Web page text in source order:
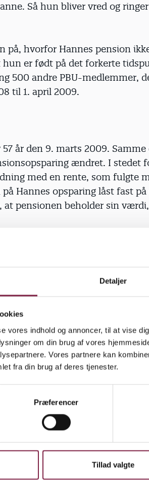
Detaljer
vores indhold og annoncer, til at vise
om din brug af vores
Vores partnere kan
fra din brug af deres tjenester.
Præferencer
Tillad valgte
Så hun bliver vred og
på, hvorfor Hannes pension
hun er født på det forkerte
500 andre PBU-medlemmer,
til 1. april 2009.
57 år den 9. marts 2009.
ændret. I stedet
med en rente, som fulgte
Hannes opsparing låst fast
at pensionen beholder sin
glæde af de stigninger, der er
Hun ville gerne have
og tal til at kunne
det er en underlig ordning.
men jeg synes, den er lidt
Hvorfor er det kun de
Så skulle jeg stå på